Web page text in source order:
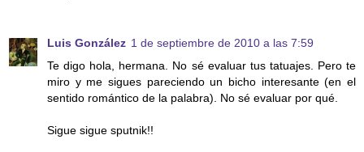
Luis González 1 de septiembre de 2010 a las 7:59
Te digo hola, hermana. No sé evaluar tus tatuajes. Pero te
miro y me sigues pareciendo un bicho interesante (en el
sentido romántico de la palabra). No sé evaluar por qué.
Sigue sigue sputnik!!